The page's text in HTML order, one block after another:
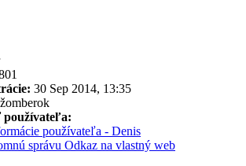
30 Sep 2014, 13:35
používateľa - Denis
správu Odkaz na vlastný web